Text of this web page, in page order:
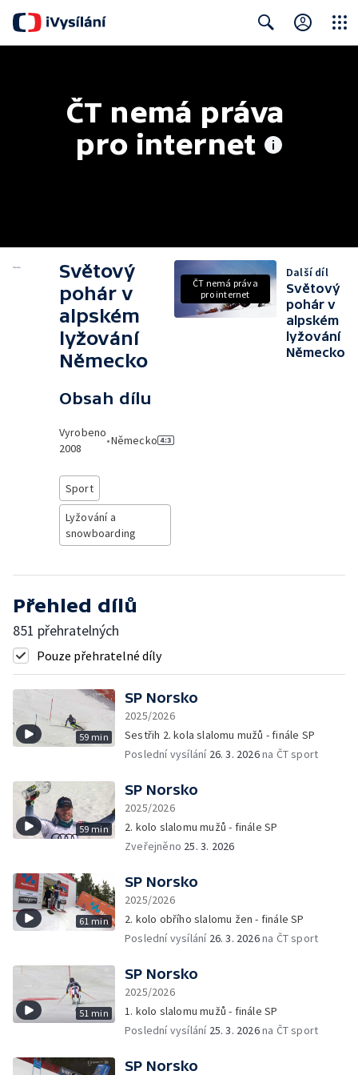
ČT nemá práva
pro internet
Světový
pohár v
alpském
lyžování
Německo
Obsah dílu
Vyrobeno
2008
•Německo
Sport
Lyžování a
snowboarding
ČT nemá práva
pro internet
Další díl
Světový
pohár v
alpském
lyžování
Německo
Přehled dílů
851 přehratelných
Pouze přehratelné díly
59 min
SP Norsko
2025/2026
Sestřih 2. kola slalomu mužů - finále SP
Poslední vysílání 26. 3. 2026na ČT sport
59 min
SP Norsko
2025/2026
2. kolo slalomu mužů - finále SP
Zveřejněno 25. 3. 2026
61 min
SP Norsko
2025/2026
2. kolo obřího slalomu žen - finále SP
Poslední vysílání 26. 3. 2026na ČT sport
51 min
SP Norsko
2025/2026
1. kolo slalomu mužů - finále SP
Poslední vysílání 25. 3. 2026na ČT sport
SP Norsko